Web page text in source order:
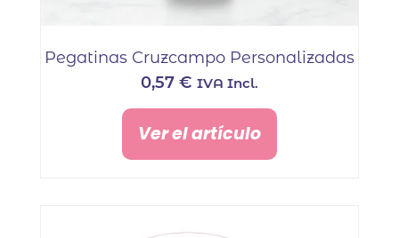
Pegatinas Cruzcampo Personalizadas
0,57 € IVA Incl.
Ver el artículo